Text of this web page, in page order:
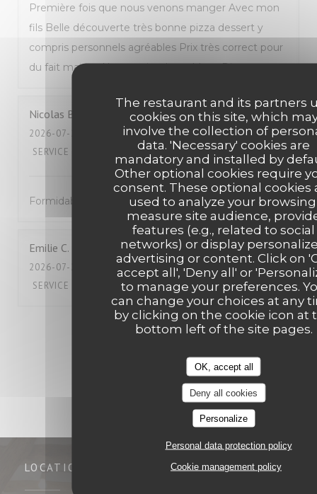
The restaurant and its partners
cookies on this site, which
involve the collection of
data. 'Necessary' cookies are
mandatory and installed by
Other optional cookies require
consent. These optional cookies
used to analyze your
measure site audience,
features (e.g., related to social
networks) or display
advertising or content. Click on
accept all', 'Deny all' or
to manage your preferences.
can change your choices at any
by clicking on the cookie icon at
bottom left of the site pages.
OK, accept all
Deny all cookies
Personalize
Personal data protection policy
Cookie management policy
Première fois que nous venons manger Avec mon
fils Belle découverte très bonne pizza dessert y
compris personnels agréables Prix très correct pour
du fait maison Nous reviendrons Mme Dion
Nicolas B
2026-07-25
- 12:00 - GUESTS 2
SERVICE
AMBIANCE: 5/5 FOOD: 5/5 VALUE: 5/5
Formidable !
Emilie C
2026-07-24
- 19:45 - GUESTS 2
SERVICE
AMBIANCE: 5/5 FOOD: 4/5 VALUE: 3/5
2 3
LOCATION